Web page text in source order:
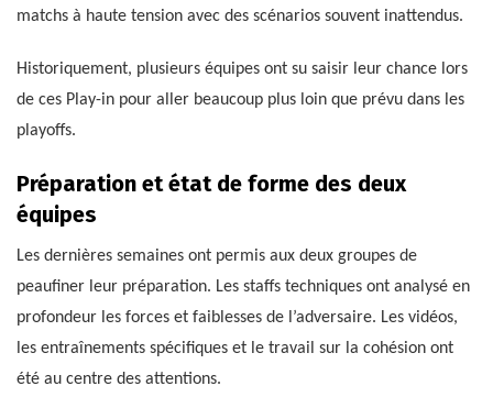
matchs à haute tension avec des scénarios souvent inattendus.
Historiquement, plusieurs équipes ont su saisir leur chance lors
de ces Play-in pour aller beaucoup plus loin que prévu dans les
playoffs.
Préparation et état de forme des deux
équipes
Les dernières semaines ont permis aux deux groupes de
peaufiner leur préparation. Les staffs techniques ont analysé en
profondeur les forces et faiblesses de l’adversaire. Les vidéos,
les entraînements spécifiques et le travail sur la cohésion ont
été au centre des attentions.